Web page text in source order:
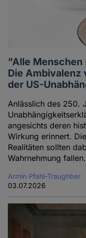
"Alle
Die Ambivalenz
der US-
Anlässlich des 250.
angesichts deren
Wirkung erinnert.
Realitäten sollten
Wahrnehmung fallen.
Armin Pfahl-Traughber
03.07.2026